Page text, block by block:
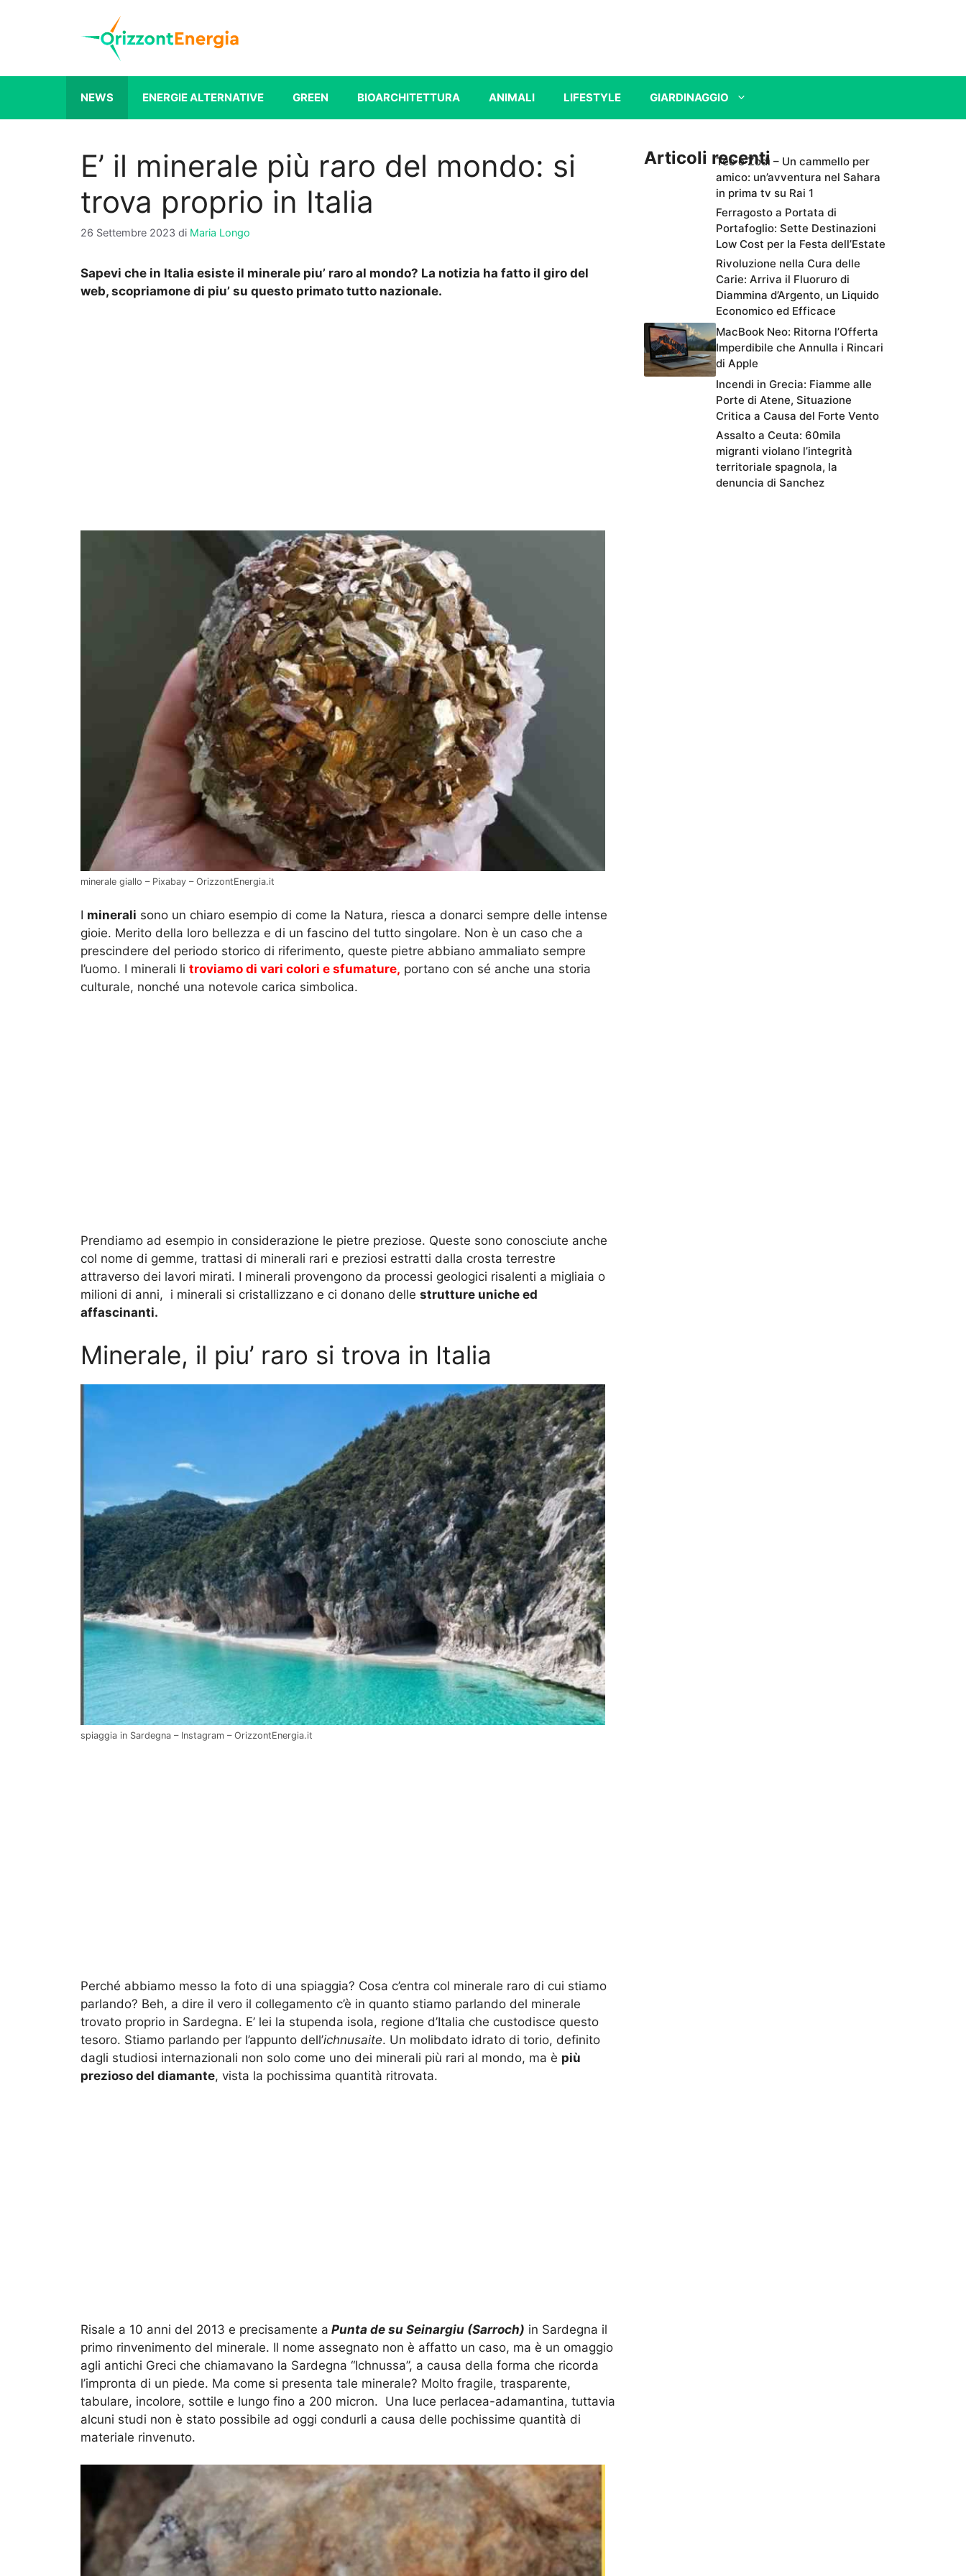
NEWS ENERGIE ALTERNATIVE GREEN BIOARCHITETTURA ANIMALI LIFESTYLE GIARDINAGGIO
E’ il minerale più raro del mondo: si
trova proprio in Italia
26 Settembre 2023 di Maria Longo
Sapevi che in Italia esiste il minerale piu’ raro al mondo? La notizia ha fatto il giro del
web, scopriamone di piu’ su questo primato tutto nazionale.
minerale giallo – Pixabay – OrizzontEnergia.it
I minerali sono un chiaro esempio di come la Natura, riesca a donarci sempre delle intense
gioie. Merito della loro bellezza e di un fascino del tutto singolare. Non è un caso che a
prescindere del periodo storico di riferimento, queste pietre abbiano ammaliato sempre
l’uomo. I minerali li troviamo di vari colori e sfumature, portano con sé anche una storia
culturale, nonché una notevole carica simbolica.
Prendiamo ad esempio in considerazione le pietre preziose. Queste sono conosciute anche
col nome di gemme, trattasi di minerali rari e preziosi estratti dalla crosta terrestre
attraverso dei lavori mirati. I minerali provengono da processi geologici risalenti a migliaia o
milioni di anni, i minerali si cristallizzano e ci donano delle strutture uniche ed
affascinanti.
Minerale, il piu’ raro si trova in Italia
spiaggia in Sardegna – Instagram – OrizzontEnergia.it
Perché abbiamo messo la foto di una spiaggia? Cosa c’entra col minerale raro di cui stiamo
parlando? Beh, a dire il vero il collegamento c’è in quanto stiamo parlando del minerale
trovato proprio in Sardegna. E’ lei la stupenda isola, regione d’Italia che custodisce questo
tesoro. Stiamo parlando per l’appunto dell’ichnusaite. Un molibdato idrato di torio, definito
dagli studiosi internazionali non solo come uno dei minerali più rari al mondo, ma è più
prezioso del diamante, vista la pochissima quantità ritrovata.
Risale a 10 anni del 2013 e precisamente a Punta de su Seinargiu (Sarroch) in Sardegna il
primo rinvenimento del minerale. Il nome assegnato non è affatto un caso, ma è un omaggio
agli antichi Greci che chiamavano la Sardegna “Ichnussa”, a causa della forma che ricorda
l’impronta di un piede. ​Ma come si presenta tale minerale? Molto fragile, trasparente,
tabulare, incolore, sottile e lungo fino a 200 micron. Una luce perlacea-adamantina, tuttavia
alcuni studi non è stato possibile ad oggi condurli a causa delle pochissime quantità di
materiale rinvenuto.
Articoli recentiTeo e Zodì – Un cammello per
amico: un’avventura nel Sahara
in prima tv su Rai 1
Ferragosto a Portata di
Portafoglio: Sette Destinazioni
Low Cost per la Festa dell’Estate
Rivoluzione nella Cura delle
Carie: Arriva il Fluoruro di
Diammina d’Argento, un Liquido
Economico ed Efficace
MacBook Neo: Ritorna l’Offerta
Imperdibile che Annulla i Rincari
di Apple
Incendi in Grecia: Fiamme alle
Porte di Atene, Situazione
Critica a Causa del Forte Vento
Assalto a Ceuta: 60mila
migranti violano l’integrità
territoriale spagnola, la
denuncia di Sanchez